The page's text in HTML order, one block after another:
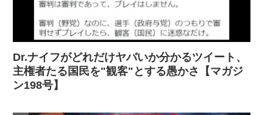
Dr.ナイフがどれだけヤバいか分かるツイート、
主権者たる国民を"観客"とする愚かさ【マガジ
ン198号】